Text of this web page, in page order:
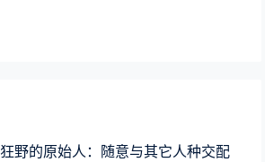
狂野的原始人：随意与其它人种交配